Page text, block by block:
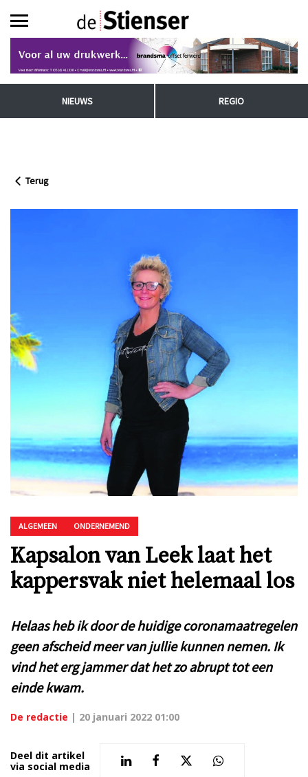
NIEUWS REGIO
Terug
ALGEMEEN ONDERNEMEND
Kapsalon van Leek laat het
kappersvak niet helemaal los
Helaas heb ik door de huidige coronamaatregelen
geen afscheid meer van jullie kunnen nemen. Ik
vind het erg jammer dat het zo abrupt tot een
einde kwam.
De redactie | 20 januari 2022 01:00
Deel dit artikel
via social media